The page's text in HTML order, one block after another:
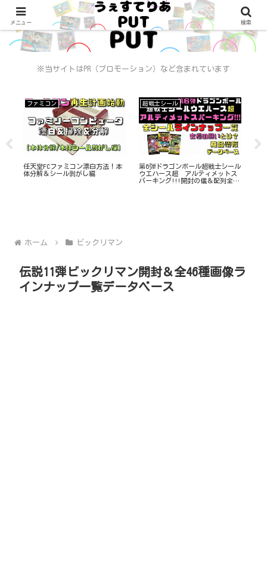
※当サイトはPR（プロモーション）など含まれています
ファミコン
任天堂FCファミコン漂白方法！本
体分解＆シール剥がし編
超戦士シール
第6弾ドラゴンボール超戦士シール
ウエハース超 アルティメットス
パーキング!!!開封の儀＆配列全33
ホーム ビックリマン
伝説11弾ビックリマン開封＆全46種画像ラ
インナップ一覧データベース
メニュー 検索